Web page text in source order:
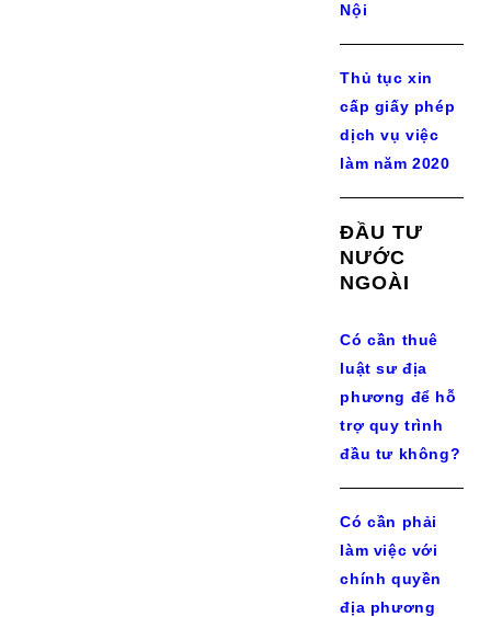
Nội
Thủ tục xin
cấp giấy phép
dịch vụ việc
làm năm 2020
ĐẦU TƯ
NƯỚC
NGOÀI
Có cần thuê
luật sư địa
phương để hỗ
trợ quy trình
đầu tư không?
Có cần phải
làm việc với
chính quyền
địa phương